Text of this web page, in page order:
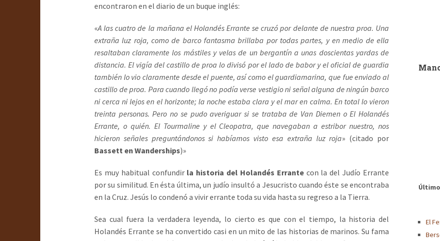
encontraron en el diario de un buque inglés:
«A las cuatro de la mañana el Holandés Errante se cruzó por delante de nuestra proa. Una
extraña luz roja, como de barco fantasma brillaba por todas partes, y en medio de ella
resaltaban claramente los mástiles y velas de un bergantín a unas doscientas yardas de
distancia. El vigía del castillo de proa lo divisó por el lado de babor y el oficial de guardia
también lo vio claramente desde el puente, así como el guardiamarina, que fue enviado al
castillo de proa. Para cuando llegó no podía verse vestigio ni señal alguna de ningún barco
ni cerca ni lejos en el horizonte; la noche estaba clara y el mar en calma. En total lo vieron
treinta personas. Pero no se pudo averiguar si se trataba de Van Diemen o El Holandés
Errante, o quién. El Tourmaline y el Cleopatra, que navegaban a estribor nuestro, nos
hicieron señales preguntándonos si habíamos visto esa extraña luz roja» (citado por
Bassett en Wanderships)»
Es muy habitual confundir la historia del Holandés Errantecon la del Judío Errante
por su similitud. En ésta última, un judío insultó a Jesucristo cuando éste se encontraba
en la Cruz. Jesús lo condenó a vivir errante toda su vida hasta su regreso a la Tierra.
Sea cual fuera la verdadera leyenda, lo cierto es que con el tiempo, la historia del
Holandés Errante se ha convertido casi en un mito de las historias de marinos. Su fama
las
las
hoy en
El